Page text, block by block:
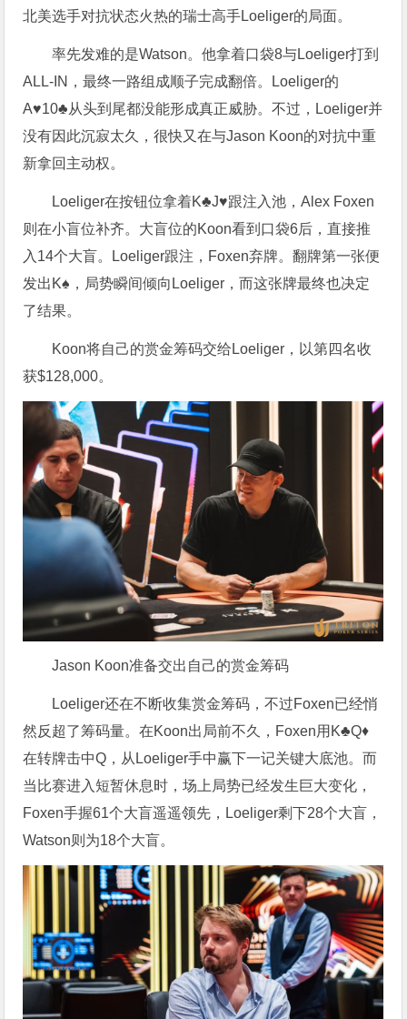
北美选手对抗状态火热的瑞士高手Loeliger的局面。
率先发难的是Watson。他拿着口袋8与Loeliger打到
ALL-IN，最终一路组成顺子完成翻倍。Loeliger的
A♥10♣从头到尾都没能形成真正威胁。不过，Loeliger并
没有因此沉寂太久，很快又在与Jason Koon的对抗中重
新拿回主动权。
Loeliger在按钮位拿着K♣J♥跟注入池，Alex Foxen
则在小盲位补齐。大盲位的Koon看到口袋6后，直接推
入14个大盲。Loeliger跟注，Foxen弃牌。翻牌第一张便
发出K♠，局势瞬间倾向Loeliger，而这张牌最终也决定
了结果。
Koon将自己的赏金筹码交给Loeliger，以第四名收
获$128,000。
Jason Koon准备交出自己的赏金筹码
Loeliger还在不断收集赏金筹码，不过Foxen已经悄
然反超了筹码量。在Koon出局前不久，Foxen用K♣Q♦
在转牌击中Q，从Loeliger手中赢下一记关键大底池。而
当比赛进入短暂休息时，场上局势已经发生巨大变化，
Foxen手握61个大盲遥遥领先，Loeliger剩下28个大盲，
Watson则为18个大盲。